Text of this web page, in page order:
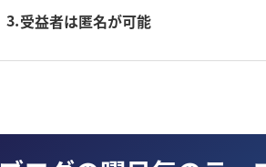
3 受益者は匿名が可能